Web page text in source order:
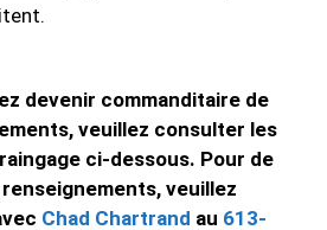
devenir commanditaire de
veuillez consulter les
ci-dessous. Pour de
veuillez
Chad Chartrand au 613-